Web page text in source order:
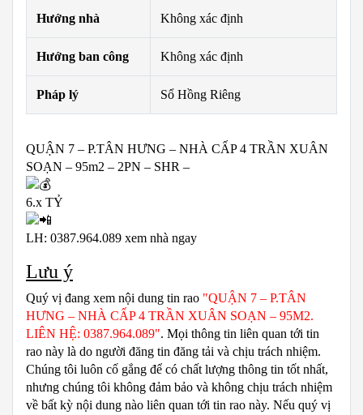
Hướng nhà Không xác định
Hướng ban công Không xác định
Pháp lý Sổ Hồng Riêng
QUẬN 7 – P.TÂN HƯNG – NHÀ CẤP 4 TRẦN XUÂN
SOẠN – 95m2 – 2PN – SHR –
6.x TỶ
LH: 0387.964.089 xem nhà ngay
Lưu ý
Quý vị đang xem nội dung tin rao "QUẬN 7 – P.TÂN
HƯNG – NHÀ CẤP 4 TRẦN XUÂN SOẠN – 95M2.
LIÊN HỆ: 0387.964.089". Mọi thông tin liên quan tới tin
rao này là do người đăng tin đăng tải và chịu trách nhiệm.
Chúng tôi luôn cố gắng để có chất lượng thông tin tốt nhất,
nhưng chúng tôi không đảm bảo và không chịu trách nhiệm
về bất kỳ nội dung nào liên quan tới tin rao này. Nếu quý vị